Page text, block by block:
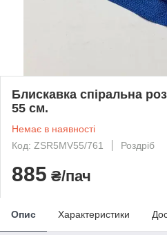
Блискавка спіральна
55 см.
Немає в наявності
Код: ZSR5MV55/761
Роздріб
885 ₴/пач
Опис Характеристики